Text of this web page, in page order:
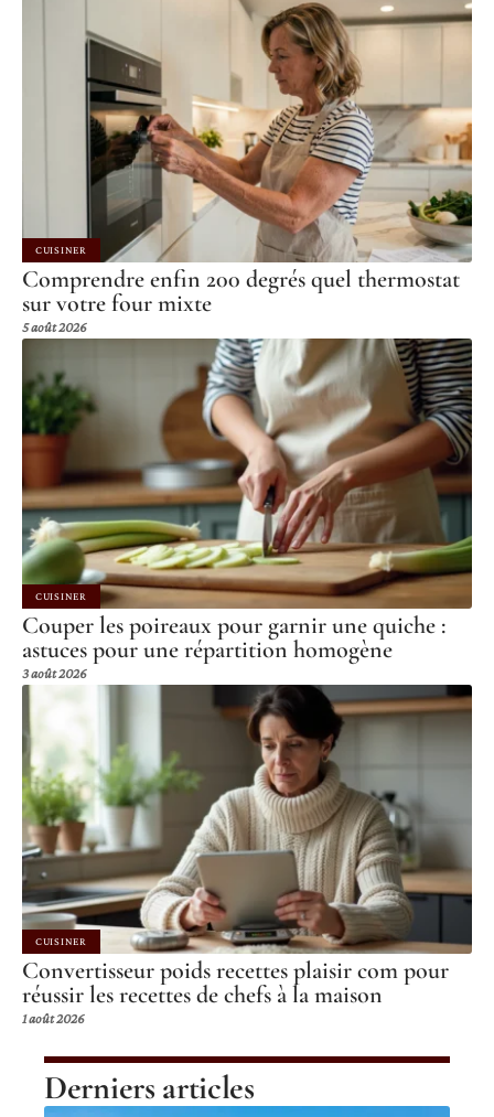
CUISINER
Comprendre enfin 200 degrés quel thermostat
sur votre four mixte
5 août 2026
CUISINER
Couper les poireaux pour garnir une quiche :
astuces pour une répartition homogène
3 août 2026
CUISINER
Convertisseur poids recettes plaisir com pour
réussir les recettes de chefs à la maison
1 août 2026
Derniers articles